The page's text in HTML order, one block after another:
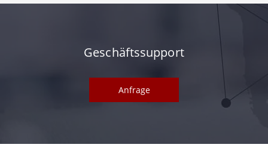
Geschäftssupport
Anfrage